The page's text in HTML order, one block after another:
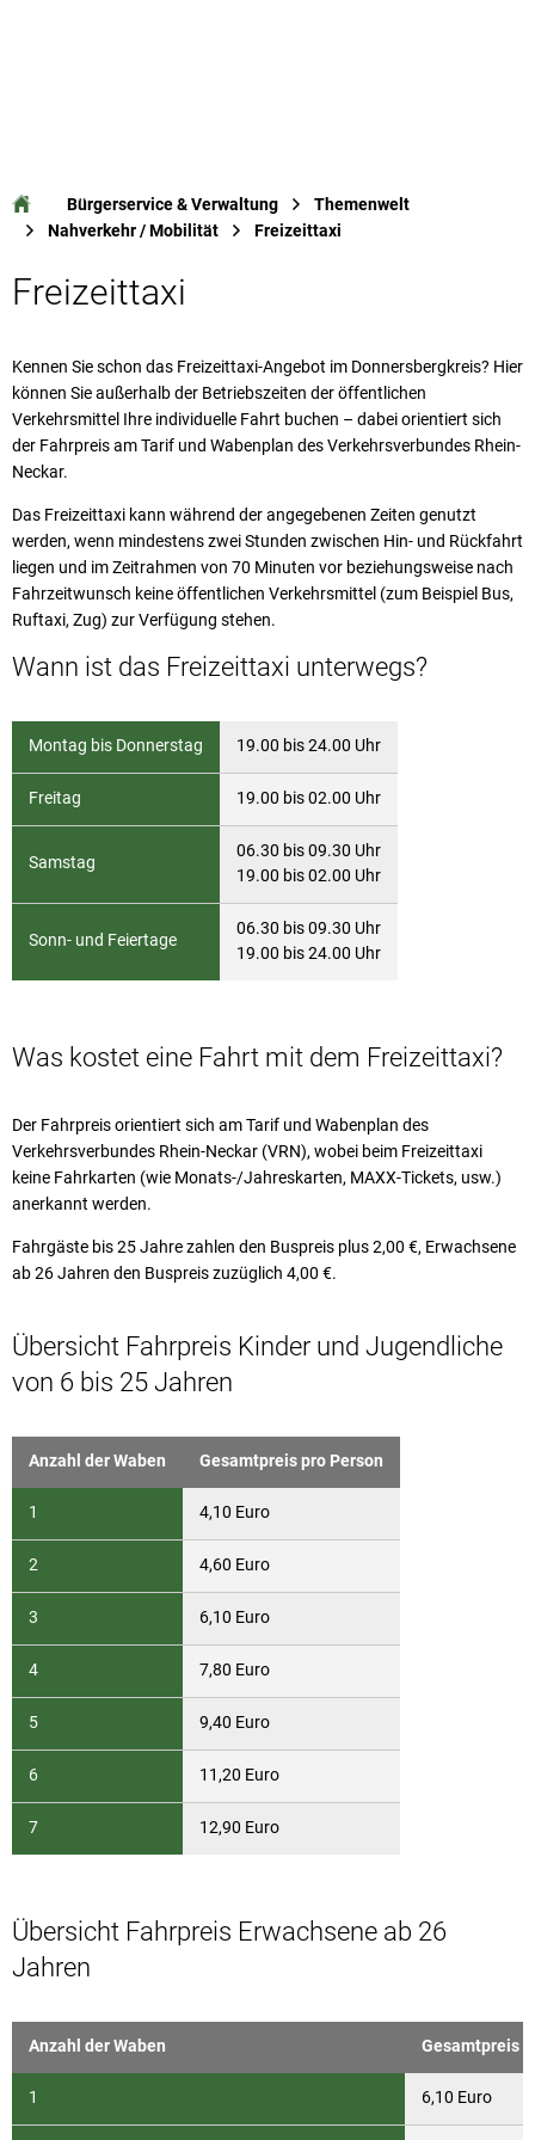
Bürgerservice & Verwaltung
Themenwelt
Nahverkehr / Mobilität
Freizeittaxi
Freizeittaxi
Kennen Sie schon das Freizeittaxi-Angebot im Donnersbergkreis? Hier
können Sie außerhalb der Betriebszeiten der öffentlichen
Verkehrsmittel Ihre individuelle Fahrt buchen – dabei orientiert sich
der Fahrpreis am Tarif und Wabenplan des Verkehrsverbundes Rhein-
Neckar.
Das Freizeittaxi kann während der angegebenen Zeiten genutzt
werden, wenn mindestens zwei Stunden zwischen Hin- und Rückfahrt
liegen und im Zeitrahmen von 70 Minuten vor beziehungsweise nach
Fahrzeitwunsch keine öffentlichen Verkehrsmittel (zum Beispiel Bus,
Ruftaxi, Zug) zur Verfügung stehen.
Wann ist das Freizeittaxi unterwegs?
Montag bis Donnerstag 19.00 bis 24.00 Uhr
Freitag 19.00 bis 02.00 Uhr
Samstag
06.30 bis 09.30 Uhr
19.00 bis 02.00 Uhr
Sonn- und Feiertage
06.30 bis 09.30 Uhr
19.00 bis 24.00 Uhr
Was kostet eine Fahrt mit dem Freizeittaxi?
Der Fahrpreis orientiert sich am Tarif und Wabenplan des
Verkehrsverbundes Rhein-Neckar (VRN), wobei beim Freizeittaxi
keine Fahrkarten (wie Monats-/Jahreskarten, MAXX-Tickets, usw.)
anerkannt werden.
Fahrgäste bis 25 Jahre zahlen den Buspreis plus 2,00 €, Erwachsene
ab 26 Jahren den Buspreis zuzüglich 4,00 €.
Übersicht Fahrpreis Kinder und Jugendliche
von 6 bis 25 Jahren
Anzahl der Waben Gesamtpreis pro Person
1 4,10 Euro
2 4,60 Euro
3 6,10 Euro
4 7,80 Euro
5 9,40 Euro
6 11,20 Euro
7 12,90 Euro
Übersicht Fahrpreis Erwachsene ab 26
Jahren
Anzahl der Waben Gesamtpreis
1 6,10 Euro